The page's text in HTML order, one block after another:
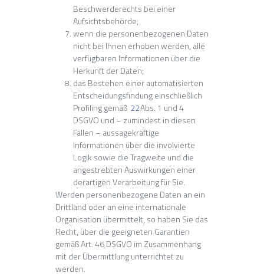
Beschwerderechts bei einer
Aufsichtsbehörde;
wenn die personenbezogenen Daten
nicht bei Ihnen erhoben werden, alle
verfügbaren Informationen über die
Herkunft der Daten;
das Bestehen einer automatisierten
Entscheidungsfindung einschließlich
Profiling gemäß 22Abs. 1 und 4
DSGVO und – zumindest in diesen
Fällen – aussagekräftige
Informationen über die involvierte
Logik sowie die Tragweite und die
angestrebten Auswirkungen einer
derartigen Verarbeitung für Sie.
Werden personenbezogene Daten an ein
Drittland oder an eine internationale
Organisation übermittelt, so haben Sie das
Recht, über die geeigneten Garantien
gemäß Art. 46 DSGVO im Zusammenhang
mit der Übermittlung unterrichtet zu
werden.